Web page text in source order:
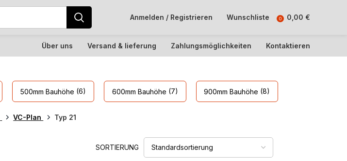
Anmelden / Registrieren Wunschliste 0 0,00 €
Über uns Versand & lieferung Zahlungsmöglichkeiten Kontaktieren
500mm Bauhöhe (6) 600mm Bauhöhe (7) 900mm Bauhöhe (8)
VC-Plan Typ 21
SORTIERUNG